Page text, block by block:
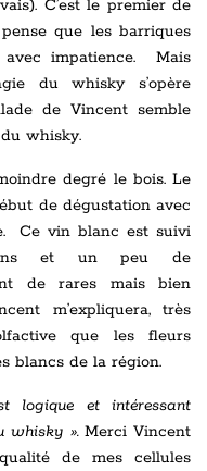
C’est le premier de
que les barriques
avec impatience. Mais
du whisky s’opère
de Vincent semble
whisky.
degré le bois. Le
de dégustation avec
Ce vin blanc est suivi
et un peu de
de rares mais bien
m’expliquera, très
que les fleurs
blancs de la région.
logique et intéressant
whisky ».Merci Vincent
de mes cellules